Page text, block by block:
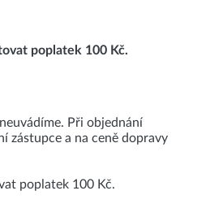
poplatek 100 Kč.
Při objednání
zástupce a na ceně dopravy
poplatek 100 Kč.